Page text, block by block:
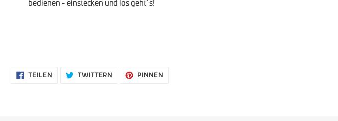
bedienen - einstecken und los geht´s!
TEILENAUF
FACEBOOK
TWITTERN
TWITTER
PINNEN